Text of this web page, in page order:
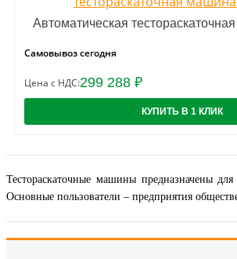
Автоматическая
Самовывоз сегодня
Цена с НДС:299 288 ₽
КУПИТЬ В 1 КЛИК
Тестораскаточные машины предназначены
Основные пользователи – предприятия